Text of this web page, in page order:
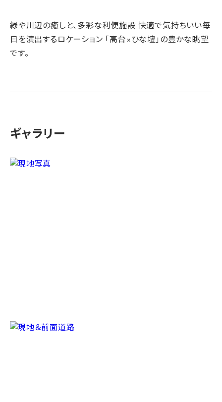
緑や川辺の癒しと、多彩な利便施設 快適で気持ちいい毎
日を演出するロケーション 「高台×ひな壇」の豊かな眺望
です。
ギャラリー